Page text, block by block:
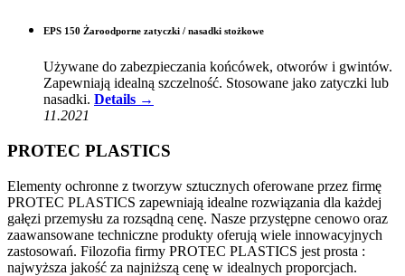
EPS 150 Żaroodporne zatyczki / nasadki stożkowe
Używane do zabezpieczania końcówek, otworów i gwintów.
Zapewniają idealną szczelność. Stosowane jako zatyczki lub
nasadki. Details →
11.2021
PROTEC PLASTICS
Elementy ochronne z tworzyw sztucznych oferowane przez firmę
PROTEC PLASTICS zapewniają idealne rozwiązania dla każdej
gałęzi przemysłu za rozsądną cenę. Nasze przystępne cenowo oraz
zaawansowane techniczne produkty oferują wiele innowacyjnych
zastosowań. Filozofia firmy PROTEC PLASTICS jest prosta :
najwyższa jakość za najniższą cenę w idealnych proporcjach.